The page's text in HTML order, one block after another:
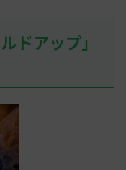
ドアップ」